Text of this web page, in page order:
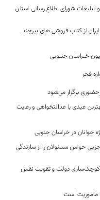
شورای اطلاع رسانی استان
از کتاب فروشی های بیرجند
خـراسان جنـوبی
فجر
برگزار می‌شود
عیدی با عدالتخواهی و رعایت
جوانان در خراسان جنوبی
حواس مسئولان را از سازندگی
کوچک‌سازی دولت و تقویت نقش
ماموریت است